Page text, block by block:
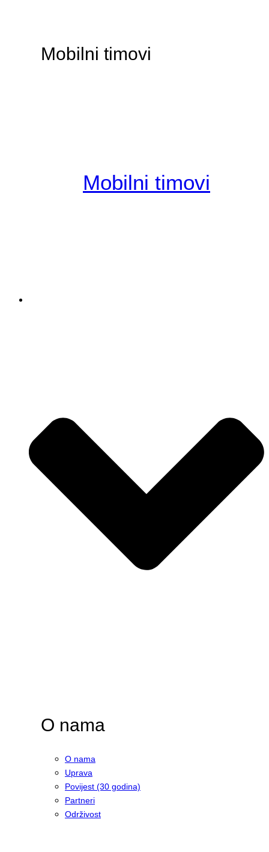
Mobilni timovi
Mobilni timovi
O nama
O nama
Uprava
Povijest (30 godina)
Partneri
Održivost